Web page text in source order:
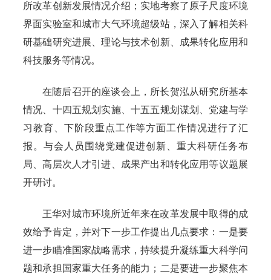
所改革创新发展情况介绍；实地考察了原子尺度环境
界面实验室和城市大气环境超级站，深入了解相关科
研基础研究进展、理论与技术创新、成果转化应用和
科技服务等情况。
在随后召开的座谈会上，所长贺泓从研究所基本
情况、十四五规划实施、十五五规划谋划、党建与学
习教育、下阶段重点工作等方面工作情况进行了汇
报。与会人员围绕党建促进创新、重大科研任务布
局、高层次人才引进、成果产出和转化应用等议题展
开研讨。
王华对城市环境所近年来在改革发展中取得的成
效给予肯定，并对下一步工作提出几点要求：一是要
进一步瞄准国家战略需求，持续提升凝练重大科学问
题和承担国家重大任务的能力；二是要进一步聚焦本